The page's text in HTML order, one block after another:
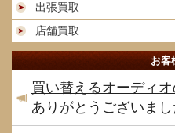
出張買取
店舗買取
お客
買い替えるオーディ
ありがとうございまし